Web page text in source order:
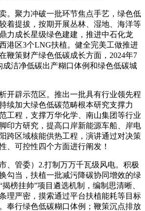
聚力冲破一批环节焦点手艺，绿色低
着提拔，按期开展丛林、湿地、海洋等
力成长星级绿色建建，推进中石化龙
港区3个LNG扶植。健全完美工做推进
鞭策财产绿色低碳成长方面，2024年7
成洁净低碳出产糊口体例和绿色低碳城
辟示范区。推出一批具有行业领先程
续加大绿色低碳范畴根本研究支撑力
工程，支撑万华化学、南山集团等行业
印方研究，提高口岸新能源车船、岸电
跨区域核能供热工程，演讲通过对决策
、可控性四个方面进行阐发！
管委）2.打制万万千瓦级风电。积极
勾当，扶植一批减污降碳协同增效的绿
榜挂帅”项目遴选机制，编制思清晰、
理严密，摸索通过平台扶植能耗等目标
奉行绿色低碳糊口体例；鞭策沉点排放